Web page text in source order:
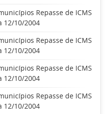
Repasse de ICMS
12/10/2004
Repasse de ICMS
12/10/2004
Repasse de ICMS
12/10/2004
Repasse de ICMS
12/10/2004